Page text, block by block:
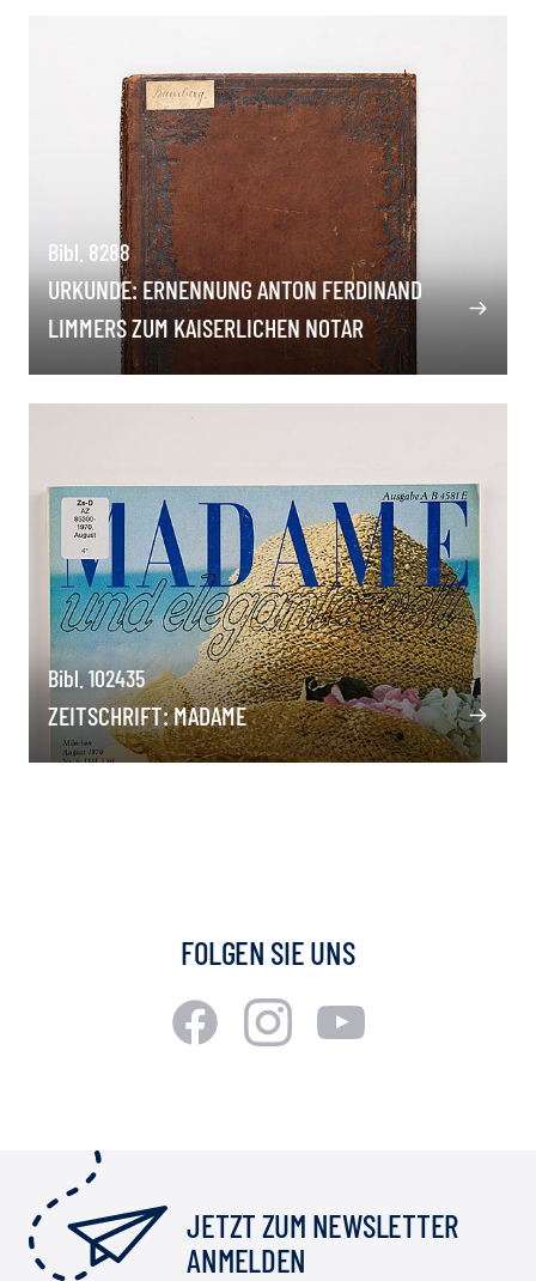
Bibl. 8288
URKUNDE: ERNENNUNG ANTON FERDINAND
LIMMERS ZUM KAISERLICHEN NOTAR
Bibl. 102435
ZEITSCHRIFT: MADAME
FOLGEN SIE UNS
JETZT ZUM NEWSLETTER
ANMELDEN